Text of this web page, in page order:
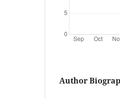
Author